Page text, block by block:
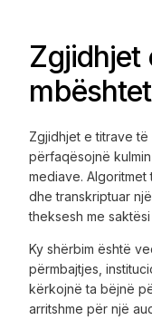
Zgjidhjet
Zgjidhjet e titrave të
përfaqësojnë
mediave.
dhe transkriptuar
theksesh me
Ky shërbim është
përmbajtjes,
kërkojnë ta bëjnë
arritshme për një